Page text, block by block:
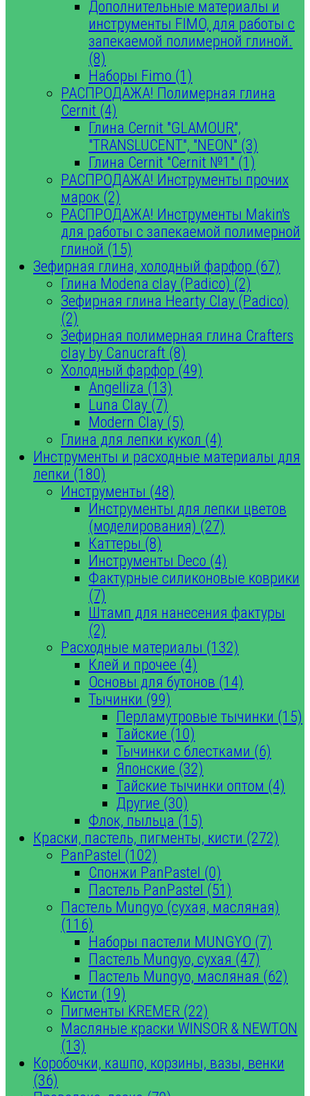
Дополнительные материалы и
инструменты FIMO, для работы с
запекаемой полимерной глиной.
(8)
Наборы Fimo (1)
РАСПРОДАЖА! Полимерная глина
Cernit (4)
Глина Cernit "GLAMOUR",
"TRANSLUCENT", "NEON" (3)
Глина Cernit "Cernit №1" (1)
РАСПРОДАЖА! Инструменты прочих
марок (2)
РАСПРОДАЖА! Инструменты Makin's
для работы с запекаемой полимерной
глиной (15)
Зефирная глина, холодный фарфор (67)
Глина Modena clay (Padico) (2)
Зефирная глина Hearty Clay (Padico)
(2)
Зефирная полимерная глина Crafters
clay by Canucraft (8)
Холодный фарфор (49)
Angelliza (13)
Luna Clay (7)
Modern Clay (5)
Глина для лепки кукол (4)
Инструменты и расходные материалы для
лепки (180)
Инструменты (48)
Инструменты для лепки цветов
(моделирования) (27)
Каттеры (8)
Инструменты Deco (4)
Фактурные силиконовые коврики
(7)
Штамп для нанесения фактуры
(2)
Расходные материалы (132)
Клей и прочее (4)
Основы для бутонов (14)
Тычинки (99)
Перламутровые тычинки (15)
Тайские (10)
Тычинки с блестками (6)
Японские (32)
Тайские тычинки оптом (4)
Другие (30)
Флок, пыльца (15)
Краски, пастель, пигменты, кисти (272)
PanPastel (102)
Спонжи PanPastel (0)
Пастель PanPastel (51)
Пастель Mungyo (сухая, масляная)
(116)
Наборы пастели MUNGYO (7)
Пастель Mungyo, сухая (47)
Пастель Mungyo, масляная (62)
Кисти (19)
Пигменты KREMER (22)
Масляные краски WINSOR & NEWTON
(13)
Коробочки, кашпо, корзины, вазы, венки
(36)